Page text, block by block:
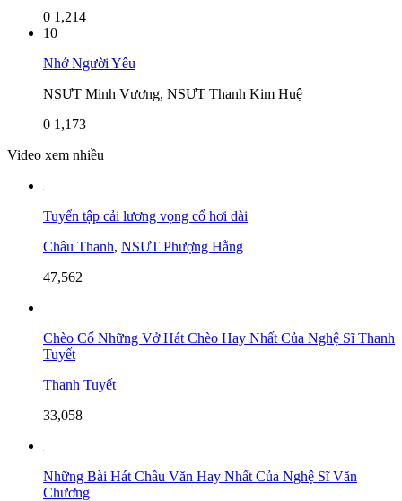
0 1,214
10
Nhớ Người Yêu
NSƯT Minh Vương, NSƯT Thanh Kim Huệ
0 1,173
Video xem nhiều
Tuyển tập cải lương vọng cổ hơi dài
Châu Thanh, NSƯT Phượng Hằng
47,562
Chèo Cổ Những Vở Hát Chèo Hay Nhất Của Nghệ Sĩ Thanh
Tuyết
Thanh Tuyết
33,058
Những Bài Hát Chầu Văn Hay Nhất Của Nghệ Sĩ Văn
Chương